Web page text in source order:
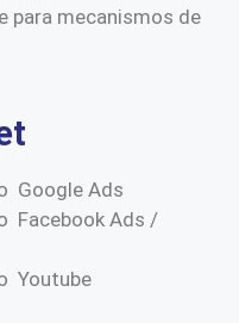
para mecanismos de
Google Ads
Facebook Ads /
Youtube